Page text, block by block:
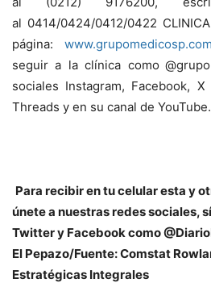
al 0414/0424/0412/0422
página: www.grupomedicosp.com
seguir a la clínica como
sociales Instagram, Facebook,
Threads y en su canal de YouTube.
Para recibir en tu celular esta y
únete a nuestras redes sociales,
Twitter y Facebook como
El Pepazo/Fuente: Comstat
Estratégicas Integrales